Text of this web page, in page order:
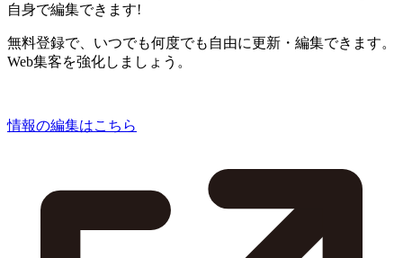
自身で編集できます!
無料登録で、いつでも何度でも自由に更新・編集できます。
Web集客を強化しましょう。
情報の編集はこちら